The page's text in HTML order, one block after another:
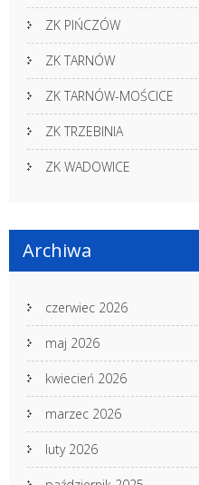
ZK PIŃCZÓW
ZK TARNÓW
ZK TARNÓW-MOŚCICE
ZK TRZEBINIA
ZK WADOWICE
Archiwa
czerwiec 2026
maj 2026
kwiecień 2026
marzec 2026
luty 2026